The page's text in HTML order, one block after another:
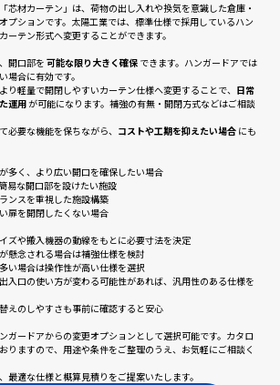
お問い合わせ
Webカタログ
芯材カーテン」は、荷物の出し入れや換気を意識した倉庫・
プションです。太陽工業では、標準仕様で採用しているハン
ーテン形式へ変更することができます。
開口部を 可能な限り大きく確保 できます。ハンガードアでは
場合に有効です。
り軽量で開閉しやすいカーテン仕様へ変更することで、 日常
運用が可能になります。補強の有無・開閉方式などはご相談
必要な機能を保ちながら、 コストや工期を抑えたい場合 にも
多く、より広い開口を確保したい場合
易な開口部を設けたい施設
ンスを重視した施設構築
扉を開閉したくない場合
ズや搬入機器の動線をもとに必要寸法を決定
懸念される場合は補強仕様を検討
い場合は操作性が高い仕様を選択
入口の使い方が変わる可能性があれば、汎用性のある仕様を
えのしやすさも事前に確認すると安心
ガードアからの変更オプションとして選択可能です。カタロ
りますので、用途や条件をご整理のうえ、お気軽にご相談く
最適な仕様と概算見積りをご提案いたします。